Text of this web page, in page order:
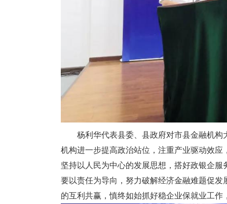
杨利华代表县委、县政府对市县金融机构
机构进一步提高政治站位，注重产业驱动效
坚持以人民为中心的发展思想，搭好政银企
要以责任为导向，努力破解经济金融难题促
的互利共赢，慎终如始抓好稳企业保就业工